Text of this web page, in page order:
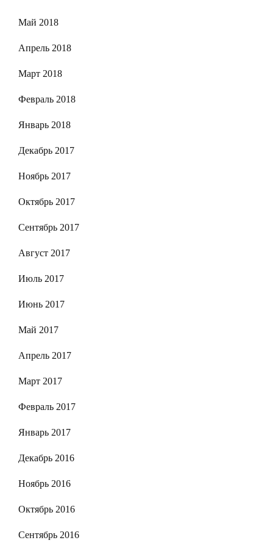
Май 2018
Апрель 2018
Март 2018
Февраль 2018
Январь 2018
Декабрь 2017
Ноябрь 2017
Октябрь 2017
Сентябрь 2017
Август 2017
Июль 2017
Июнь 2017
Май 2017
Апрель 2017
Март 2017
Февраль 2017
Январь 2017
Декабрь 2016
Ноябрь 2016
Октябрь 2016
Сентябрь 2016